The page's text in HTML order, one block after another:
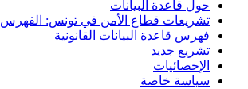
حول قاعدة البيانات
تشريعات قطاع الأمن في تونس: الفهرس 1956-2011
فهرس قاعدة البيانات القانونية
تشريع جديد
الإحصائيات
سياسة خاصة